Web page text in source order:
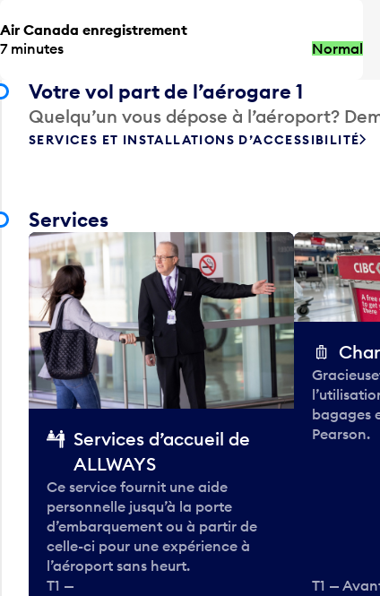
Air Canada enregistrement
7 minutes
Normal
Votre vol part de l’aérogare 1
Quelqu’un vous dépose à l’aéroport?
SERVICES ET INSTALLATIONS D’ACCESSIBILITÉ
Services
Services d’accueil de
ALLWAYS
Ce service fournit une aide
personnelle jusqu’à la porte
d’embarquement ou à partir de
celle-ci pour une expérience à
l’aéroport sans heurt.
T1 —
bagages
Pearson.
T1 —